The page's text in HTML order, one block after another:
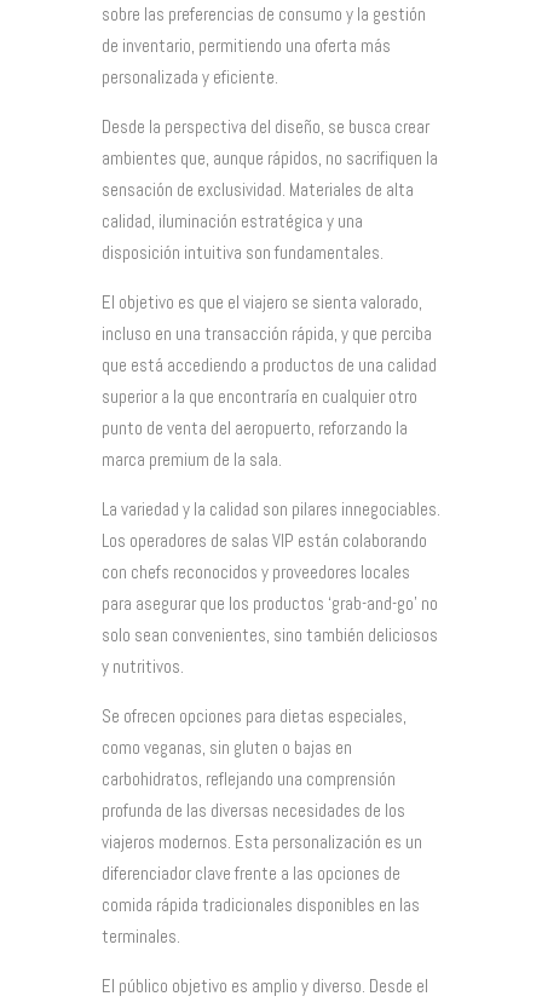
sobre las preferencias de consumo y la gestión
de inventario, permitiendo una oferta más
personalizada y eficiente.
Desde la perspectiva del diseño, se busca crear
ambientes que, aunque rápidos, no sacrifiquen la
sensación de exclusividad. Materiales de alta
calidad, iluminación estratégica y una
disposición intuitiva son fundamentales.
El objetivo es que el viajero se sienta valorado,
incluso en una transacción rápida, y que perciba
que está accediendo a productos de una calidad
superior a la que encontraría en cualquier otro
punto de venta del aeropuerto, reforzando la
marca premium de la sala.
La variedad y la calidad son pilares innegociables.
Los operadores de salas VIP están colaborando
con chefs reconocidos y proveedores locales
para asegurar que los productos ‘grab-and-go’ no
solo sean convenientes, sino también deliciosos
y nutritivos.
Se ofrecen opciones para dietas especiales,
como veganas, sin gluten o bajas en
carbohidratos, reflejando una comprensión
profunda de las diversas necesidades de los
viajeros modernos. Esta personalización es un
diferenciador clave frente a las opciones de
comida rápida tradicionales disponibles en las
terminales.
El público objetivo es amplio y diverso. Desde el